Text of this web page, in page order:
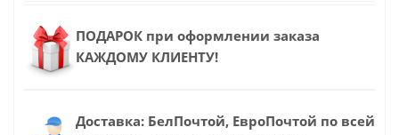
ПОДАРОК при оформлении заказа
КАЖДОМУ КЛИЕНТУ!
Доставка: БелПочтой, ЕвроПочтой по всей